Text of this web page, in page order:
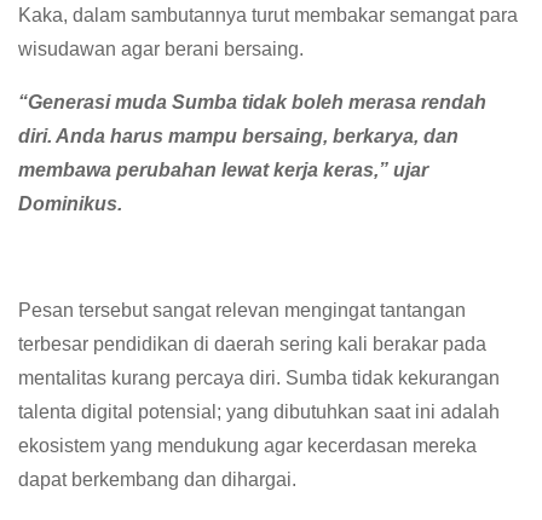
Kaka, dalam sambutannya turut membakar semangat para
wisudawan agar berani bersaing.
“Generasi muda Sumba tidak boleh merasa rendah
diri. Anda harus mampu bersaing, berkarya, dan
membawa perubahan lewat kerja keras,” ujar
Dominikus.
Pesan tersebut sangat relevan mengingat tantangan
terbesar pendidikan di daerah sering kali berakar pada
mentalitas kurang percaya diri. Sumba tidak kekurangan
talenta digital potensial; yang dibutuhkan saat ini adalah
ekosistem yang mendukung agar kecerdasan mereka
dapat berkembang dan dihargai.